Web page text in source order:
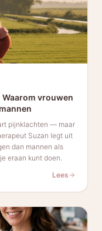
vrouwen
pijnklachten — maar
Suzan legt uit
dan mannen als
eraan kunt doen.
Lees